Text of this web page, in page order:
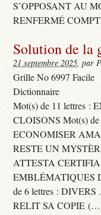
S’OPPOSANT AU
RENFERMÉ
Solution de la
21 septembre 2025, par
Grille No 6997 Facile
Dictionnaire
Mot(s) de 11 lettres :
CLOISONS Mot(s)
ECONOMISER
RESTE UN
ATTESTA
EMBLÉMATIQUES
de 6 lettres :
RELIT SA COPIE